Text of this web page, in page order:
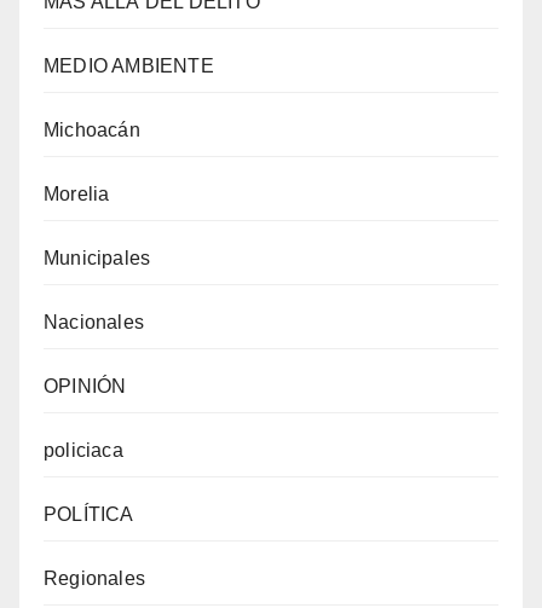
MEDIO AMBIENTE
Michoacán
Morelia
Municipales
Nacionales
OPINIÓN
policiaca
POLÍTICA
Regionales